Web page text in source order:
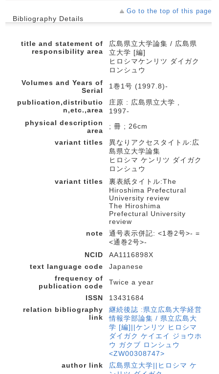
Go to the top of this page
Bibliography Details
title and statement of
responsibility area
広島県立大学論集 / 広島県
立大学 [編]
ヒロシマケンリツ ダイガク
ロンシュウ
Volumes and Years of
Serial
1巻1号 (1997.8)-
publication,distributio
n,etc.,area
庄原 : 広島県立大学 ,
1997-
physical description
area
; 冊 ; 26cm
variant titles
異なりアクセスタイトル:広
島県立大学論集
ヒロシマ ケンリツ ダイガク
ロンシュウ
variant titles
裏表紙タイトル:The
Hiroshima Prefectural
University review
The Hiroshima
Prefectural University
review
note
通号表示併記: <1巻2号>- =
<通巻2号>-
NCID
AA1116898X
text language code
Japanese
frequency of
publication code
Twice a year
ISSN
13431684
relation bibliography
link
継続後誌 :県立広島大学経営
情報学部論集 / 県立広島大
学 [編]||ケンリツ ヒロシマ
ダイガク ケイエイ ジョウホ
ウ ガクブ ロンシュウ
<ZW00308747>
author link
広島県立大学||ヒロシマ ケ